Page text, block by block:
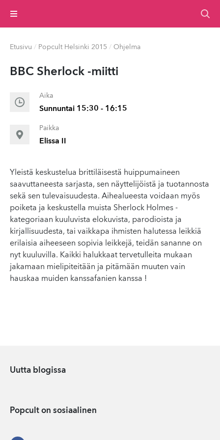
Valikko
Etusivu / Popcult Helsinki 2015 / Ohjelma
BBC Sherlock -miitti
Aika
Sunnuntai 15:30 - 16:15
Paikka
Elissa II
Yleistä keskustelua brittiläisestä huippumaineen
saavuttaneesta sarjasta, sen näyttelijöistä ja tuotannosta
sekä sen tulevaisuudesta. Aihealueesta voidaan myös
poiketa ja keskustella muista Sherlock Holmes -
kategoriaan kuuluvista elokuvista, parodioista ja
kirjallisuudesta, tai vaikkapa ihmisten halutessa leikkiä
erilaisia aiheeseen sopivia leikkejä, teidän sananne on
nyt kuuluvilla. Kaikki halukkaat tervetulleita mukaan
jakamaan mielipiteitään ja pitämään muuten vain
hauskaa muiden kanssafanien kanssa !
Uutta blogissa
Popcult on sosiaalinen